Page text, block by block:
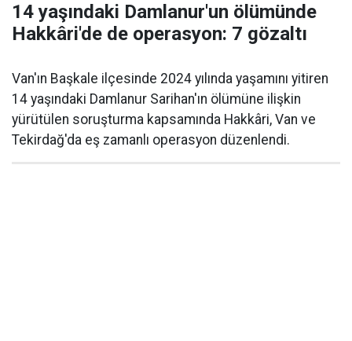
14 yaşındaki Damlanur'un ölümünde
Hakkâri'de de operasyon: 7 gözaltı
Van'ın Başkale ilçesinde 2024 yılında yaşamını yitiren
14 yaşındaki Damlanur Sarihan'ın ölümüne ilişkin
yürütülen soruşturma kapsamında Hakkâri, Van ve
Tekirdağ'da eş zamanlı operasyon düzenlendi.